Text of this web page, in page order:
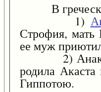
В
1)
Строфия, мать
ее муж
2)
родила
Гиппотою.